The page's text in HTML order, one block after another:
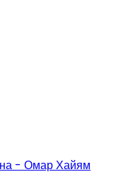
- Омар Хайям